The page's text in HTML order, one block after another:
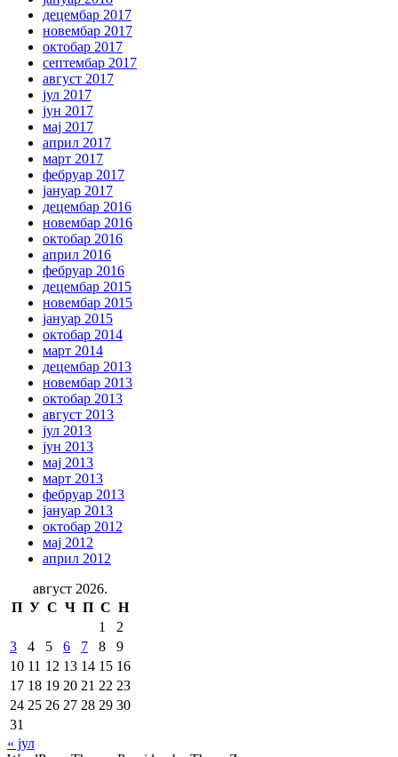
децембар 2017
новембар 2017
октобар 2017
септембар 2017
август 2017
јул 2017
јун 2017
мај 2017
април 2017
март 2017
фебруар 2017
јануар 2017
децембар 2016
новембар 2016
октобар 2016
април 2016
фебруар 2016
децембар 2015
новембар 2015
јануар 2015
октобар 2014
март 2014
децембар 2013
новембар 2013
октобар 2013
август 2013
јул 2013
јун 2013
мај 2013
март 2013
фебруар 2013
јануар 2013
октобар 2012
мај 2012
април 2012
август 2026.
П У С Ч П С Н
1
2
3
4 5 6 7 8
9
10 11 12 13 14 15 16
17 18 19 20 21 22 23
24 25 26 27 28 29 30
31
« јул